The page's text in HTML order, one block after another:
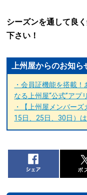
シーズンを通して良
下さい！
上州屋からのお知ら
・会員証機能を搭載
なる上州屋“公式”アプ
・【上州屋メンバー
15日、25日、30日）